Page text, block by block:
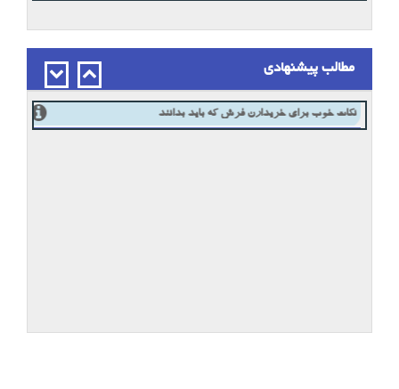
مطالب پیشنهادی
نکات خوب برای خریدارن فرش که باید بدانند